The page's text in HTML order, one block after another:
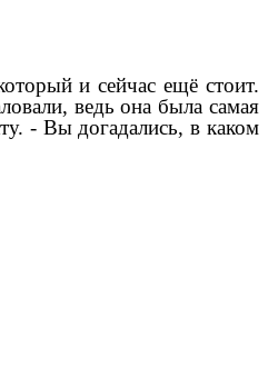
и сейчас ещё стоит.
ведь она была самая
- Вы догадались, в каком